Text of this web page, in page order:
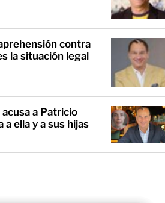
contra
la situación legal
a Patricio
ella y a sus hijas